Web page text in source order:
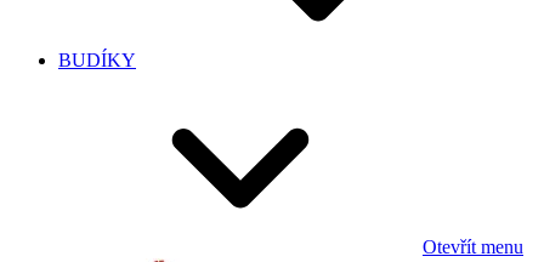
BUDÍKY
Otevřít menu